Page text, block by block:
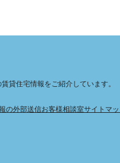
貸住宅情報をご紹介しています。
の外部送信お客様相談室サイトマ